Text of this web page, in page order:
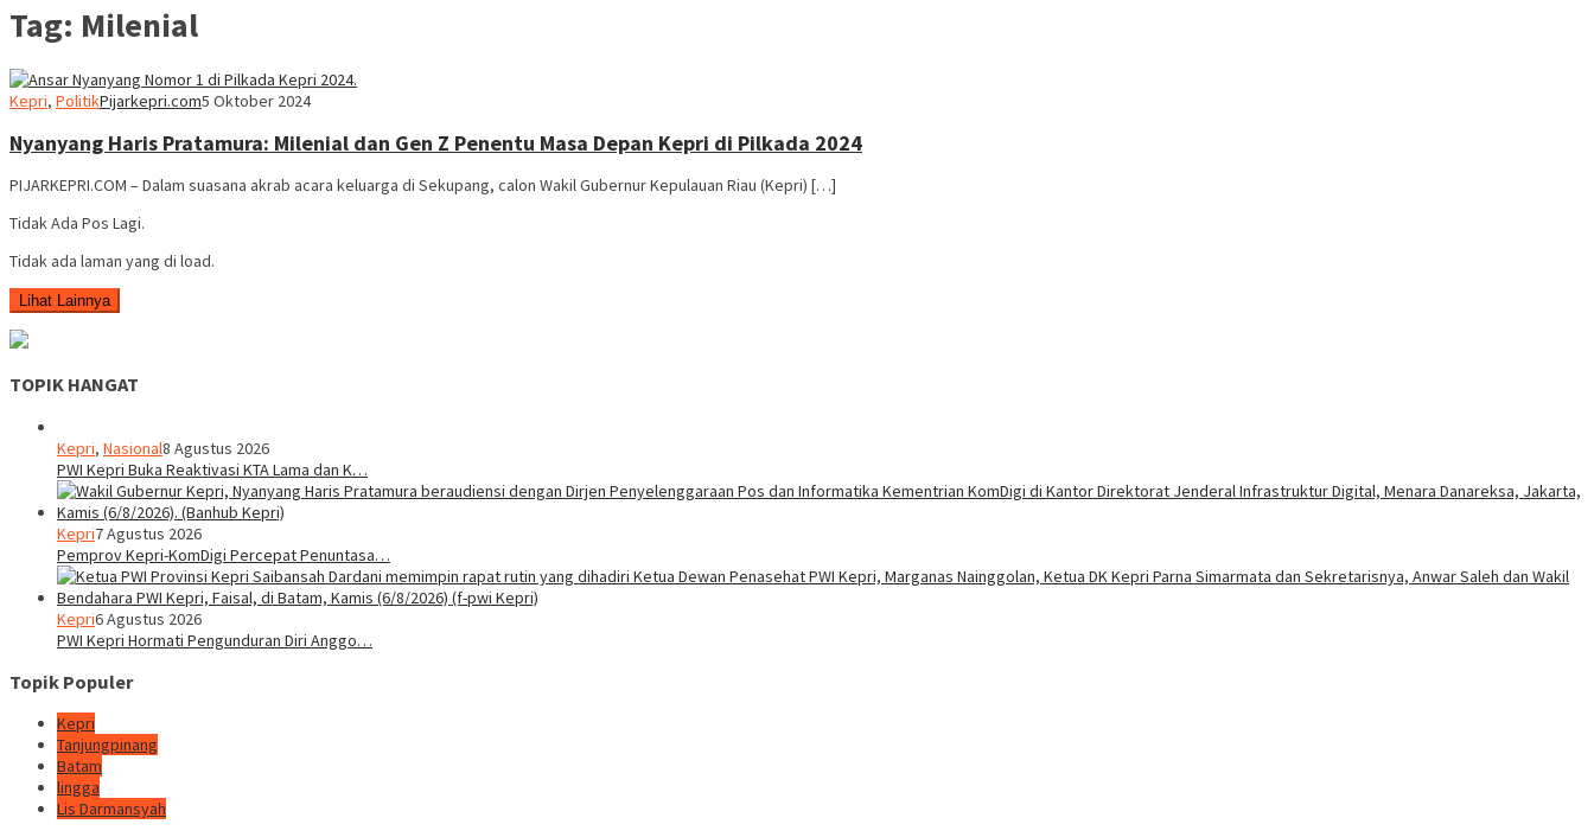
Tag: Milenial
Kepri, PolitikPijarkepri.com5 Oktober 2024
Nyanyang Haris Pratamura: Milenial dan Gen Z Penentu Masa Depan Kepri di Pilkada 2024
PIJARKEPRI.COM – Dalam suasana akrab acara keluarga di Sekupang, calon Wakil Gubernur Kepulauan Riau (Kepri) […]
Tidak Ada Pos Lagi.
Tidak ada laman yang di load.
Lihat Lainnya
TOPIK HANGAT
Kepri, Nasional8 Agustus 2026
PWI Kepri Buka Reaktivasi KTA Lama dan K…
Kepri7 Agustus 2026
Pemprov Kepri-KomDigi Percepat Penuntasa…
Kepri6 Agustus 2026
PWI Kepri Hormati Pengunduran Diri Anggo…
Topik Populer
Kepri
Tanjungpinang
Batam
lingga
Lis Darmansyah